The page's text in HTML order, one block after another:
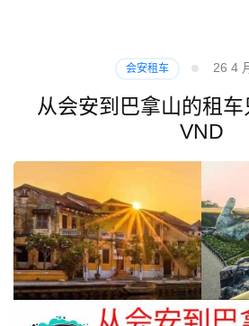
港
去
巴
拿
山
happy
会安租车 26 4
从会安到巴拿山的租
VND